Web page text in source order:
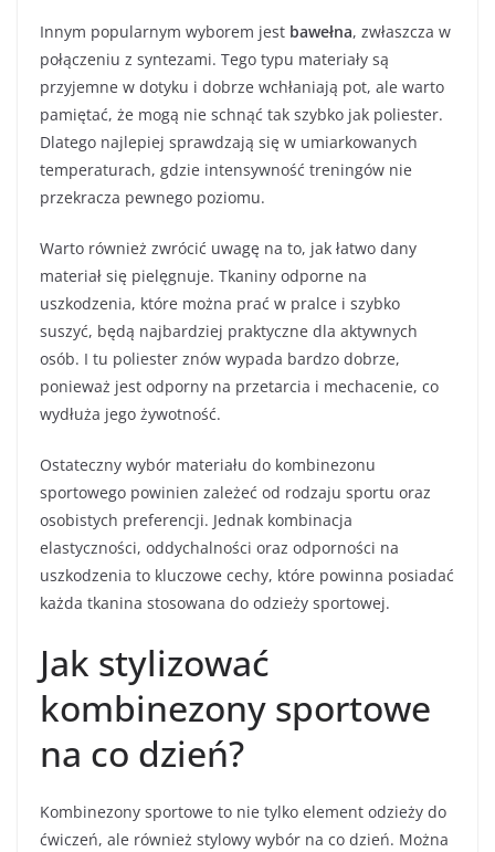
Innym popularnym wyborem jest bawełna, zwłaszcza w
połączeniu z syntezami. Tego typu materiały są
przyjemne w dotyku i dobrze wchłaniają pot, ale warto
pamiętać, że mogą nie schnąć tak szybko jak poliester.
Dlatego najlepiej sprawdzają się w umiarkowanych
temperaturach, gdzie intensywność treningów nie
przekracza pewnego poziomu.
Warto również zwrócić uwagę na to, jak łatwo dany
materiał się pielęgnuje. Tkaniny odporne na
uszkodzenia, które można prać w pralce i szybko
suszyć, będą najbardziej praktyczne dla aktywnych
osób. I tu poliester znów wypada bardzo dobrze,
ponieważ jest odporny na przetarcia i mechacenie, co
wydłuża jego żywotność.
Ostateczny wybór materiału do kombinezonu
sportowego powinien zależeć od rodzaju sportu oraz
osobistych preferencji. Jednak kombinacja
elastyczności, oddychalności oraz odporności na
uszkodzenia to kluczowe cechy, które powinna posiadać
każda tkanina stosowana do odzieży sportowej.
Jak stylizować
kombinezony sportowe
na co dzień?
Kombinezony sportowe to nie tylko element odzieży do
ćwiczeń, ale również stylowy wybór na co dzień. Można